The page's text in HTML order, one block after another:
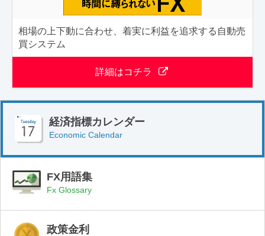
相場の上下動に合わせ、着実に利益を追求する自動売
買システム
詳細はコチラ
経済指標カレンダー
Economic Calendar
FX用語集
Fx Glossary
政策金利